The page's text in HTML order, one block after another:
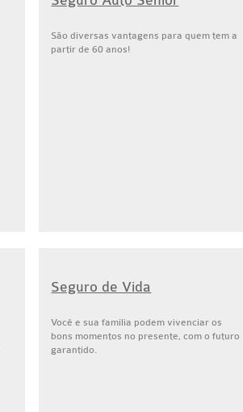
São diversas vantagens para quem tem a
partir de 60 anos!
Seguro de Vida
Você e sua família podem vivenciar os
bons momentos no presente, com o futuro
garantido.